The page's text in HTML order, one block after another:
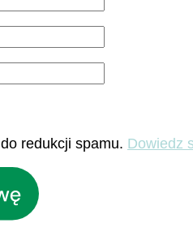
redukcji spamu. Dowiedz